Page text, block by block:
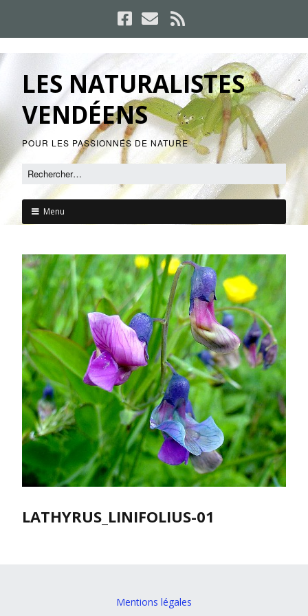
LES NATURALISTES
VENDÉENS
POUR LES PASSIONNÉS DE NATURE
Menu
LATHYRUS_LINIFOLIUS-01
Mentions légales